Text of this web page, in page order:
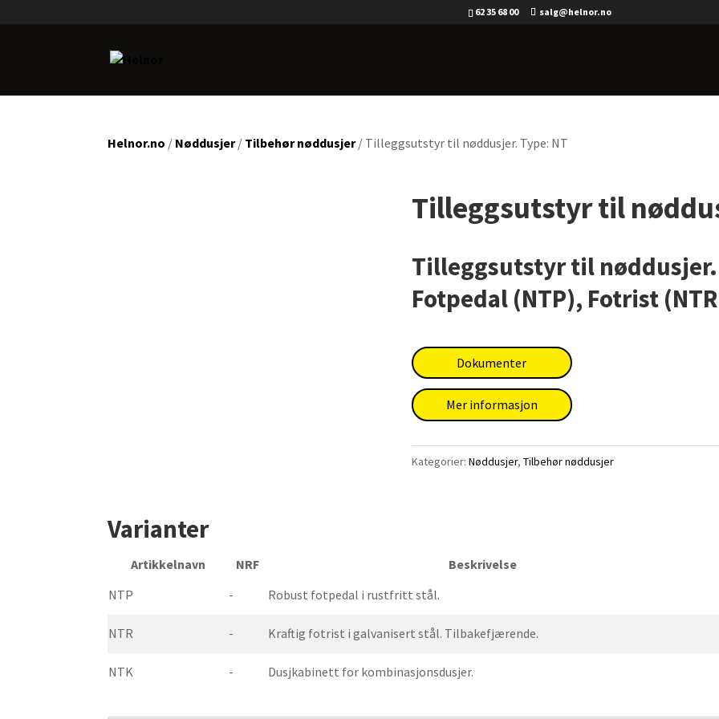
62 35 68 00 salg@helnor.no
Helnor.no / Nøddusjer/ Tilbehør nøddusjer/ Tilleggsutstyr til nøddusjer. Type: NT
Tilleggsutstyr til
Tilleggsutstyr til nøddusjer.
Fotpedal (NTP), Fotrist
Dokumenter
Mer informasjon
Kategorier: Nøddusjer, Tilbehør nøddusjer
Varianter
Artikkelnavn NRF Beskrivelse
NTP
- Robust fotpedal i rustfritt stål.
NTR - Kraftig fotrist i galvanisert stål. Tilbakefjærende.
NTK - Dusjkabinett for kombinasjonsdusjer.